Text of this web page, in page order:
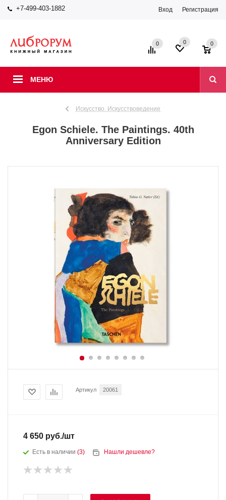
+7-499-403-1882 Вход Регистрация
МЕНЮ
0 0 0
Искусство. Искусствоведение
Egon Schiele. The Paintings. 40th
Anniversary Edition
Артикул 20061
4 650 руб./шт
Есть в наличии (3) Нашли дешевле?